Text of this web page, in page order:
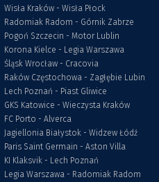
Wisła Kraków - Wisła Płock
Radomiak Radom - Górnik Zabrze
Pogoń Szczecin - Motor Lublin
Korona Kielce - Legia Warszawa
Śląsk Wrocław - Cracovia
Raków Częstochowa - Zagłębie Lubin
Lech Poznań - Piast Gliwice
GKS Katowice - Wieczysta Kraków
FC Porto - Alverca
Jagiellonia Białystok - Widzew Łódź
Paris Saint Germain - Aston Villa
KI Klaksvik - Lech Poznań
Legia Warszawa - Radomiak Radom